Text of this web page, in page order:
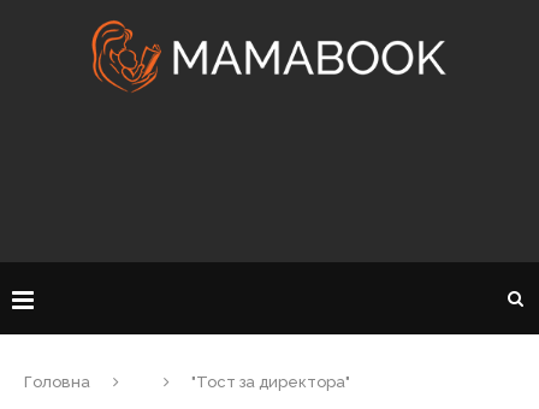
Головна "Тост за директора"